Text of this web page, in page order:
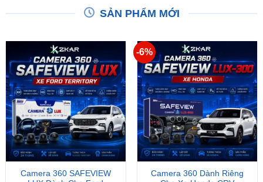
SẢN PHẨM MỚI
Camera 360 SAFEVIEW
-6%
Camera 360 Dành Riêng